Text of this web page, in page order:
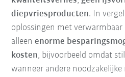
diepvriesproducten. In
oplossingen met
alleenenorme
kosten, bijvoorbeeld omdat
wanneer andere